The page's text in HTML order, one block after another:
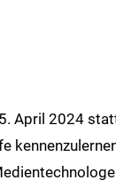
April 2024